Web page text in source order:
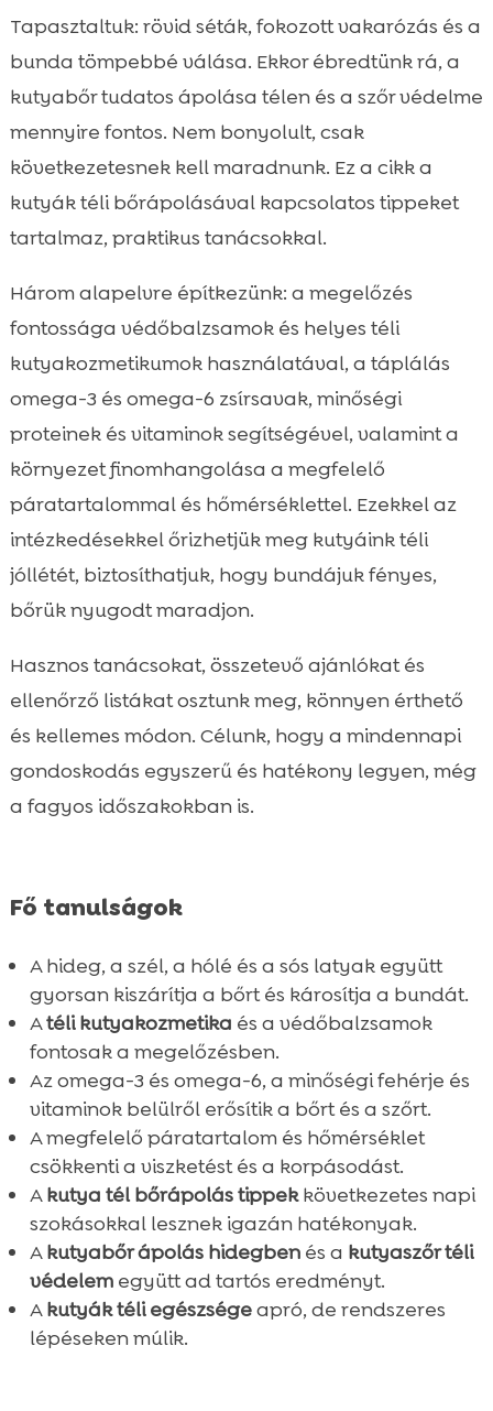
CricksyDog ajánlások: érzékeny bőrű
kutyák táplálása télen
Kiegészítők és kozmetikumok, amelyek
támogatják a téli bőrápolást

Allergiák, korpásodás, hotspotok: mikor
forduljunk állatorvoshoz?
 Séta és játék télen: hogyan óvjuk a bőrt és
a mancsokat?
kialakítása
 Hosszú, rövid és dupla szőrzet: eltérő
igények téli ápoláskor
Téli bőrápolási ellenőrzőlista: heti és havi
teendők
Tapasztaltuk: rövid séták, fokozott vakarózás és a
bunda tömpebbé válása. Ekkor ébredtünk rá, a
kutyabőr tudatos ápolása télen és a szőr védelme
mennyire fontos. Nem bonyolult, csak
következetesnek kell maradnunk. Ez a cikk a
kutyák téli bőrápolásával kapcsolatos tippeket
tartalmaz, praktikus tanácsokkal.
Három alapelvre építkezünk: a megelőzés
fontossága védőbalzsamok és helyes téli
kutyakozmetikumok használatával, a táplálás
omega-3 és omega-6 zsírsavak, minőségi
proteinek és vitaminok segítségével, valamint a
környezet finomhangolása a megfelelő
páratartalommal és hőmérséklettel. Ezekkel az
intézkedésekkel őrizhetjük meg kutyáink téli
jóllétét, biztosíthatjuk, hogy bundájuk fényes,
bőrük nyugodt maradjon.
Hasznos tanácsokat, összetevő ajánlókat és
ellenőrző listákat osztunk meg, könnyen érthető
és kellemes módon. Célunk, hogy a mindennapi
gondoskodás egyszerű és hatékony legyen, még
a fagyos időszakokban is.
Fő tanulságok
A hideg, a szél, a hólé és a sós latyak együtt
gyorsan kiszárítja a bőrt és károsítja a bundát.
Atéli kutyakozmetika és a védőbalzsamok
fontosak a megelőzésben.
Az omega-3 és omega-6, a minőségi fehérje és
vitaminok belülről erősítik a bőrt és a szőrt.
A megfelelő páratartalom és hőmérséklet
csökkenti a viszketést és a korpásodást.
Akutya tél bőrápolás tippekkövetkezetes napi
szokásokkal lesznek igazán hatékonyak.
Akutyabőr ápolás hidegbenés a kutyaszőr téli
védelemegyütt ad tartós eredményt.
Akutyák téli egészségeapró, de rendszeres
lépéseken múlik.